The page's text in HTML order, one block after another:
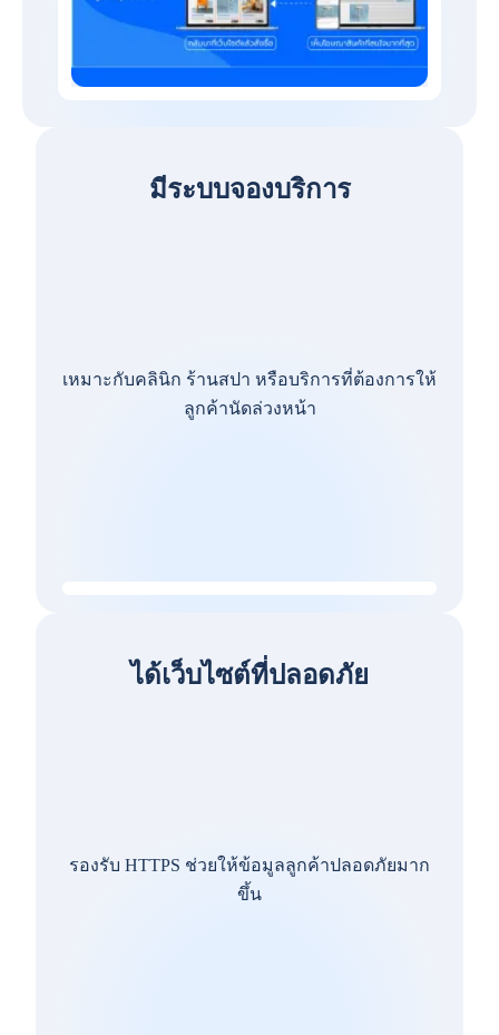
มีระบบจองบริการ
เหมาะกับคลินิก ร้านสปา หรือบริการที่ต้องการให้
ลูกค้านัดล่วงหน้า
ได้เว็บไซต์ที่ปลอดภัย
รองรับ HTTPS ช่วยให้ข้อมูลลูกค้าปลอดภัยมาก
ขึ้น